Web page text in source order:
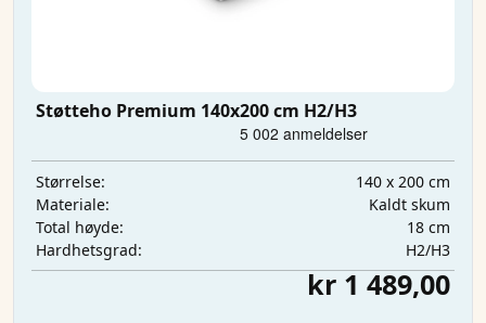
Støtteho Premium 140x200 cm H2/H3
Størrelse:
140 x 200 cm
Materiale:
Kaldt skum
Total høyde:
18 cm
Hardhetsgrad:
H2/H3
kr 1 489,00